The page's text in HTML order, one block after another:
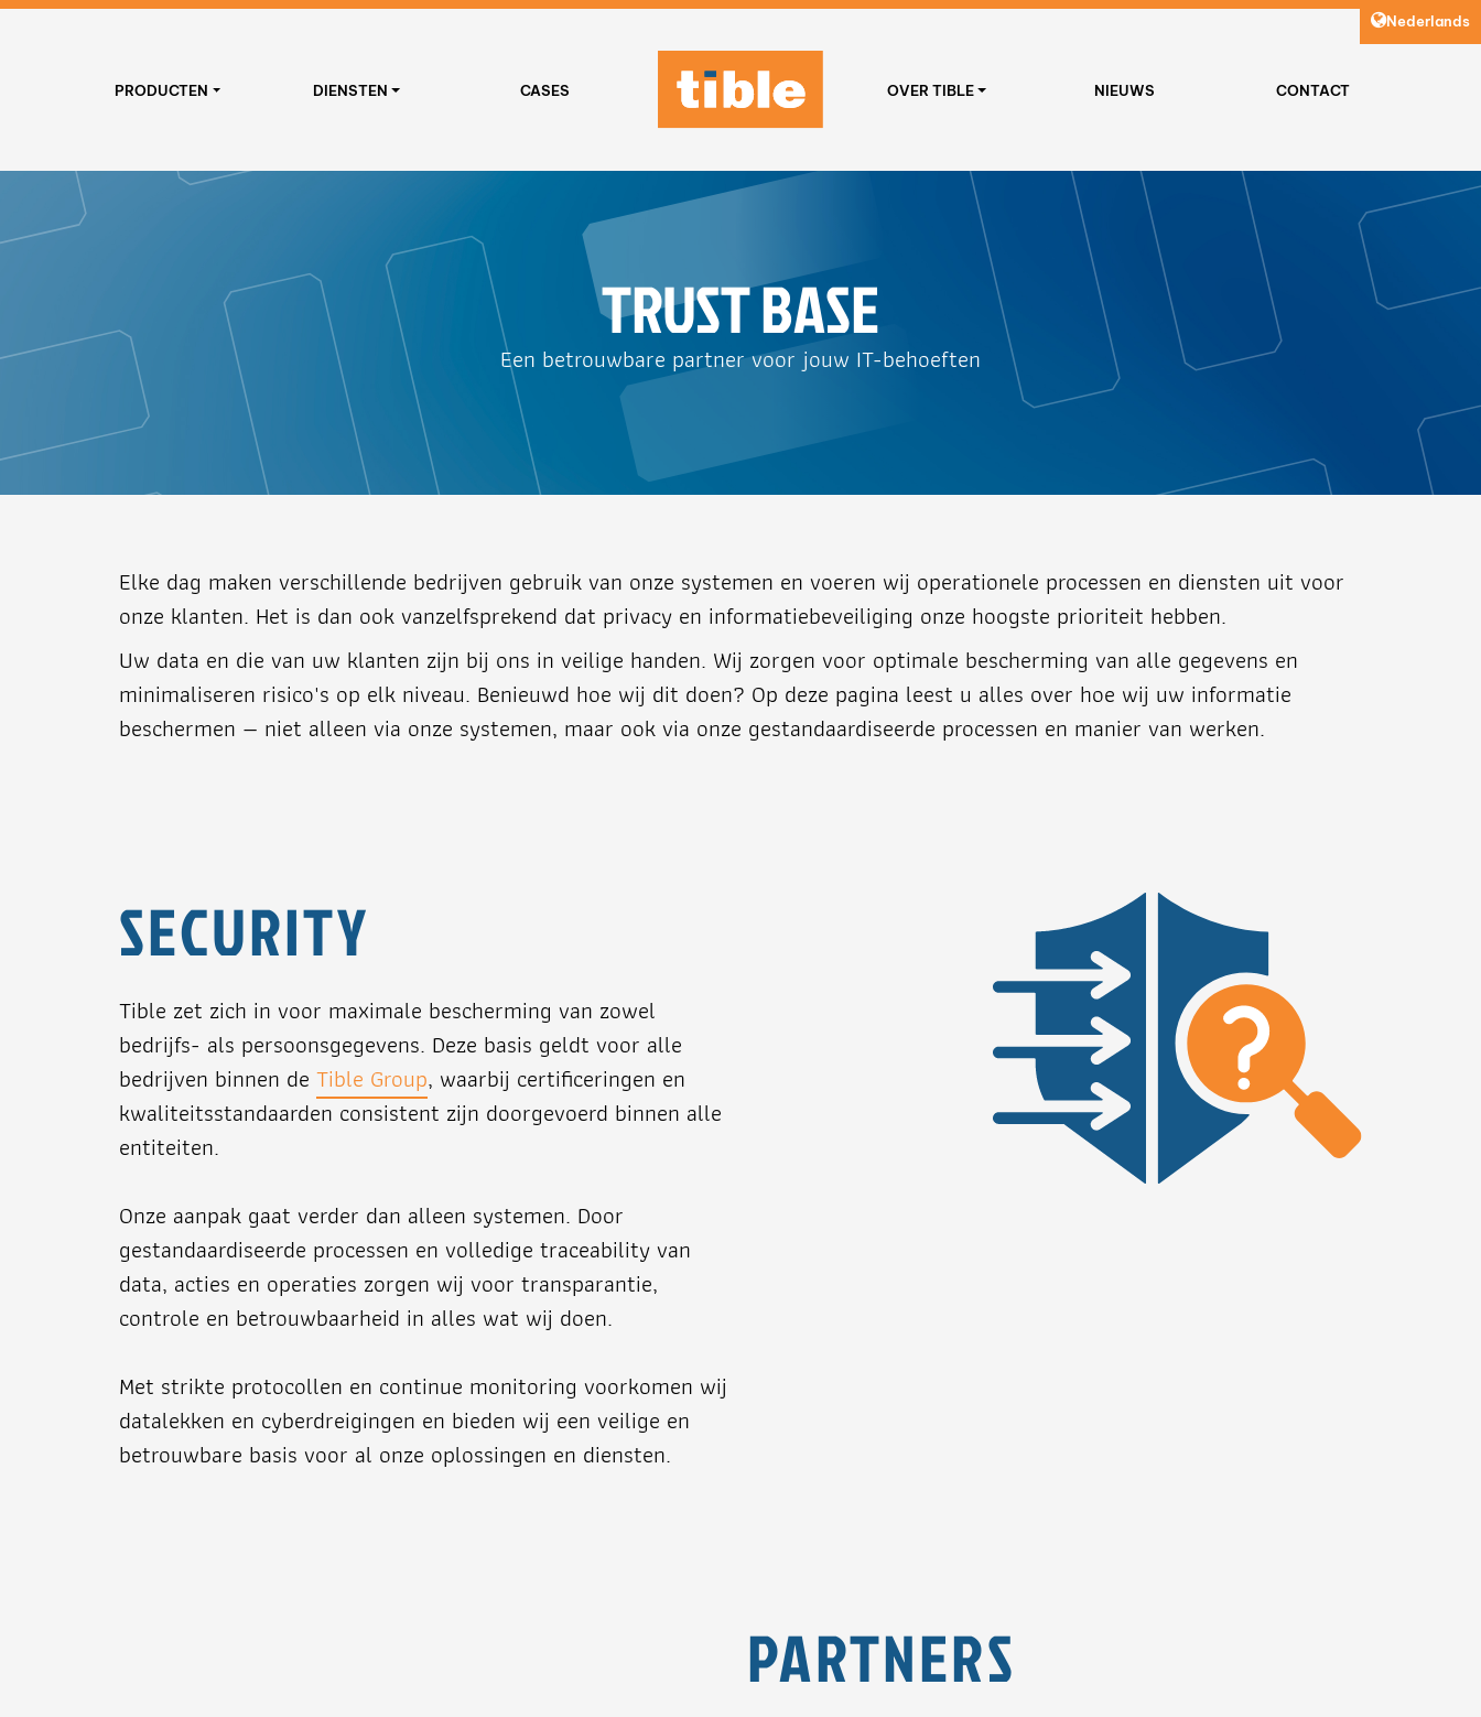
Nederlands
PRODUCTEN DIENSTEN CASES OVER TIBLE NIEUWS CONTACT
TRUST BASE
Een betrouwbare partner voor jouw IT-behoeften
Elke dag maken verschillende bedrijven gebruik van onze systemen en voeren wij operationele processen en diensten uit voor
onze klanten. Het is dan ook vanzelfsprekend dat privacy en informatiebeveiliging onze hoogste prioriteit hebben.
Uw data en die van uw klanten zijn bij ons in veilige handen. Wij zorgen voor optimale bescherming van alle gegevens en
minimaliseren risico's op elk niveau. Benieuwd hoe wij dit doen? Op deze pagina leest u alles over hoe wij uw informatie
beschermen — niet alleen via onze systemen, maar ook via onze gestandaardiseerde processen en manier van werken.
SECURITY
Tible zet zich in voor maximale bescherming van zowel
bedrijfs- als persoonsgegevens. Deze basis geldt voor alle
bedrijven binnen deTible Group, waarbij certificeringen en
kwaliteitsstandaarden consistent zijn doorgevoerd binnen alle
entiteiten.
Onze aanpak gaat verder dan alleen systemen. Door
gestandaardiseerde processen en volledige traceability van
data, acties en operaties zorgen wij voor transparantie,
controle en betrouwbaarheid in alles wat wij doen.
Met strikte protocollen en continue monitoring voorkomen wij
datalekken en cyberdreigingen en bieden wij een veilige en
betrouwbare basis voor al onze oplossingen en diensten.
PARTNERS